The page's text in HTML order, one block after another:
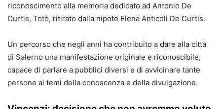
riconoscimento alla memoria dedicato ad Antonio De
Curtis, Totò, ritirato dalla nipote Elena Anticoli De Curtis.
Un percorso che negli anni ha contribuito a dare alla città
di Salerno una manifestazione originale e riconoscibile,
capace di parlare a pubblici diversi e di avvicinare tante
persone ai temi della conoscenza e della divulgazione.